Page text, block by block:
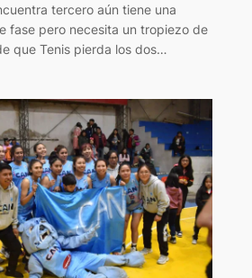
tercero aún tiene una
fase pero necesita un tropiezo de
que Tenis pierda los dos…